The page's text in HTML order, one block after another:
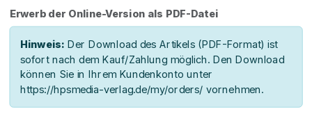
Erwerb der Online-Version als PDF-Datei
Hinweis: Der Download des Artikels (PDF-Format) ist
sofort nach dem Kauf/Zahlung möglich. Den Download
können Sie in Ihrem Kundenkonto unter
https://hpsmedia-verlag.de/my/orders/ vornehmen.